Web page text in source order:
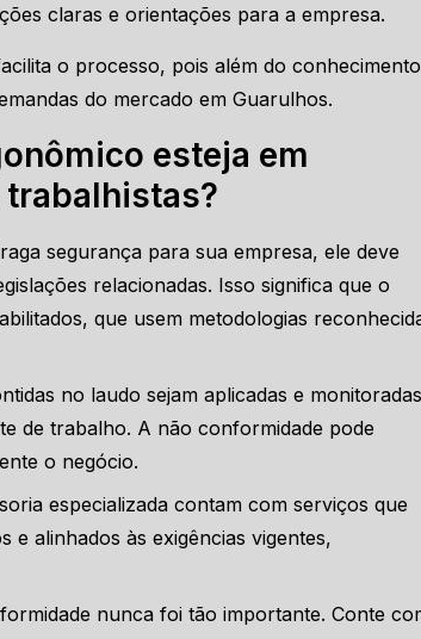
claras e orientações para a empresa.
o processo, pois além do conhecimento
do mercado em Guarulhos.
esteja em
segurança para sua empresa, ele deve
relacionadas. Isso significa que o
que usem metodologias
no laudo sejam aplicadas e
de trabalho. A não conformidade pode
o negócio.
especializada contam com serviços que
e alinhados às exigências vigentes,
nunca foi tão importante. Conte